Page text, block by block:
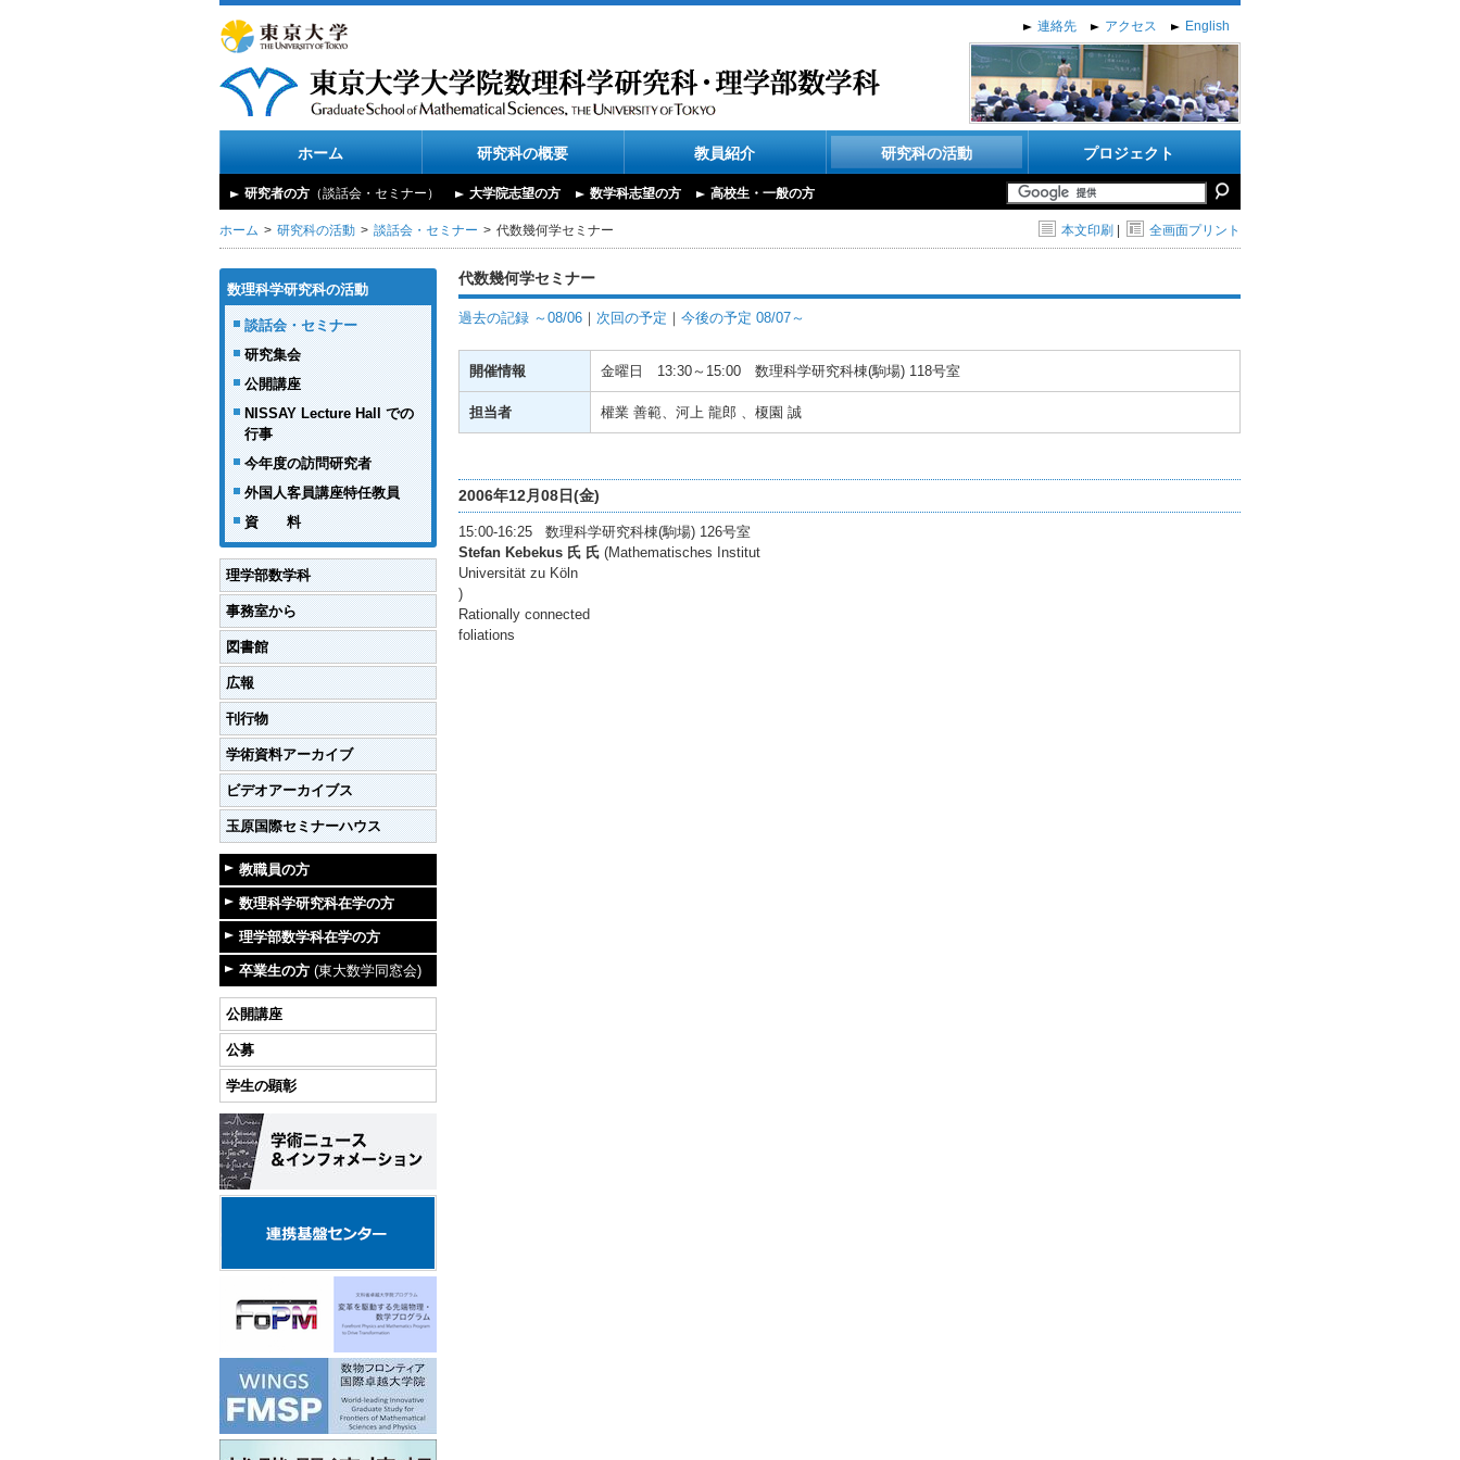
連絡先 アクセス English
ホーム 研究科の概要 教員紹介 研究科の活動 プロジェクト
研究者の方 （談話会・セミナー） 大学院志望の方 数学科志望の方 高校生・一般の方
ホーム 研究科の活動 談話会・セミナー 代数幾何学セミナー 本文印刷 全画面プリント
数理科学研究科の活動
談話会・セミナー
研究集会
公開講座
NISSAY Lecture Hall での
行事
今年度の訪問研究者
外国人客員講座特任教員
資 料
理学部数学科
事務室から
図書館
広報
刊行物
学術資料アーカイブ
ビデオアーカイブス
玉原国際セミナーハウス
教職員の方
数理科学研究科在学の方
理学部数学科在学の方
卒業生の方 (東大数学同窓会)
公開講座
公募
学生の顕彰
代数幾何学セミナー
過去の記録 ～08/06 ｜ 次回の予定 ｜ 今後の予定 08/07～
開催情報 金曜日 13:30～15:00 数理科学研究科棟(駒場) 118号室
担当者 權業 善範、河上 龍郎 、榎園 誠
2006年12月08日(金)
15:00-16:25 数理科学研究科棟(駒場) 126号室
Stefan Kebekus 氏 氏 (Mathematisches Institut
Universität zu Köln
)
Rationally connected
foliations